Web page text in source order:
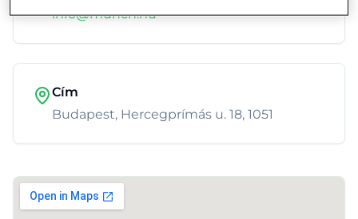
info@munch.hu
Cím
Budapest, Hercegprímás u. 18, 1051